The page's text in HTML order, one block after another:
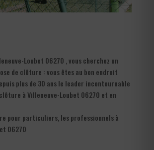
Loubet 06270 , vous cherchez un
de clôture : vous êtes au bon endroit
plus de 30 ans le leader incontournable
à Villeneuve-Loubet 06270 et en
pour particuliers, les professionnels à
06270